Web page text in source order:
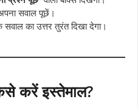
सवाल पूछें।
का उत्तर तुरंत दिखा देगा।
करें इस्तेमाल?